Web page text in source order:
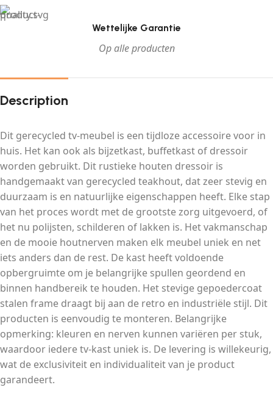
Wettelijke Garantie
Op alle producten
Description
Dit gerecycled tv-meubel is een tijdloze accessoire voor in
huis. Het kan ook als bijzetkast, buffetkast of dressoir
worden gebruikt. Dit rustieke houten dressoir is
handgemaakt van gerecycled teakhout, dat zeer stevig en
duurzaam is en natuurlijke eigenschappen heeft. Elke stap
van het proces wordt met de grootste zorg uitgevoerd, of
het nu polijsten, schilderen of lakken is. Het vakmanschap
en de mooie houtnerven maken elk meubel uniek en net
iets anders dan de rest. De kast heeft voldoende
opbergruimte om je belangrijke spullen geordend en
binnen handbereik te houden. Het stevige gepoedercoat
stalen frame draagt bij aan de retro en industriële stijl. Dit
producten is eenvoudig te monteren. Belangrijke
opmerking: kleuren en nerven kunnen variëren per stuk,
waardoor iedere tv-kast uniek is. De levering is willekeurig,
wat de exclusiviteit en individualiteit van je product
garandeert.